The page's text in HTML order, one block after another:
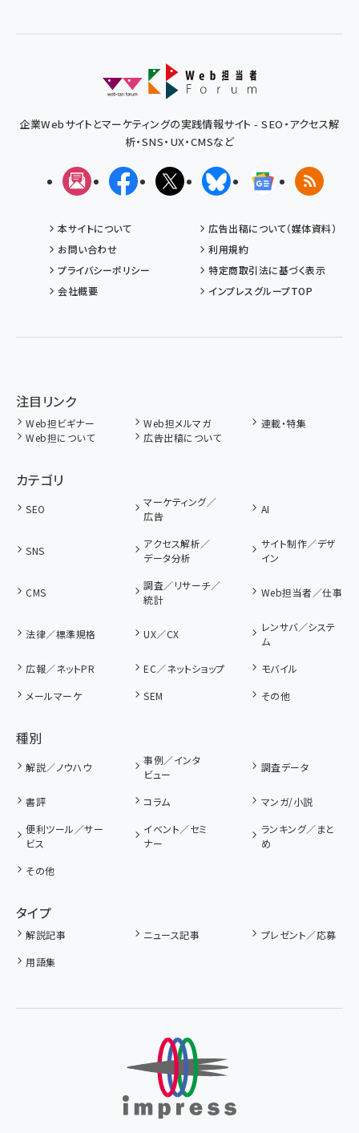
企業Webサイトとマーケティングの実践情報サイト - SEO・アクセス解
析・SNS・UX・CMSなど
メルマガFacebookX(エックス)BlueskyGoogleニュ
RSS
本サイトについて
広告出稿について（媒体資料）
お問い合わせ
利用規約
プライバシーポリシー
特定商取引法に基づく表示
会社概要
インプレスグループTOP
注目リンク
Web担ビギナー Web担メルマガ
連載・特集
Web担について
広告出稿について
カテゴリ
SEO
マーケティング／
広告
AI
SNS
アクセス解析／
データ分析
サイト制作／デザ
イン
CMS
調査／リサーチ／
統計
Web担当者／仕事
法律／標準規格 UX／CX
レンサバ／システ
ム
広報／ネットPR
EC／ネットショップ
モバイル
メールマーケ
SEM その他
種別
解説／ノウハウ
事例／インタ
ビュー
調査データ
書評 コラム
マンガ/小説
便利ツール／サー
ビス
イベント／セミ
ナー
ランキング／まと
め
その他
タイプ
解説記事 ニュース記事
プレゼント／応募
用語集